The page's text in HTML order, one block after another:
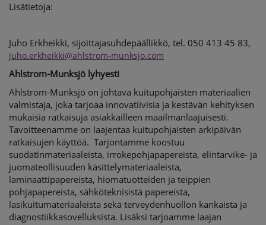
Lisätietoja:
Juho Erkheikki, sijoittajasuhdepäällikkö, tel. 050 413 45 83,
juho.erkheikki@ahlstrom-munksjo.com
Ahlstrom-Munksjö lyhyesti
Ahlstrom-Munksjö on johtava kuitupohjaisten materiaalien
valmistaja, joka tarjoaa innovatiivisia ja kestävän kehityksen
mukaisia ratkaisuja asiakkailleen maailmanlaajuisesti.
Tavoitteenamme on laajentaa kuitupohjaisten arkipäivän
ratkaisujen käyttöä. Tarjontamme koostuu
suodatinmateriaaleista, irrokepohjapapereista, elintarvike- ja
juomateollisuuden käsittelymateriaaleista,
laminaattipapereista, hiomatuotteiden ja teippien
pohjapapereista, sähköteknisistä papereista,
lasikuitumateriaaleista sekä terveydenhuollon kankaista ja
diagnostiikkasovelluksista. Lisäksi tarjoamme laajan